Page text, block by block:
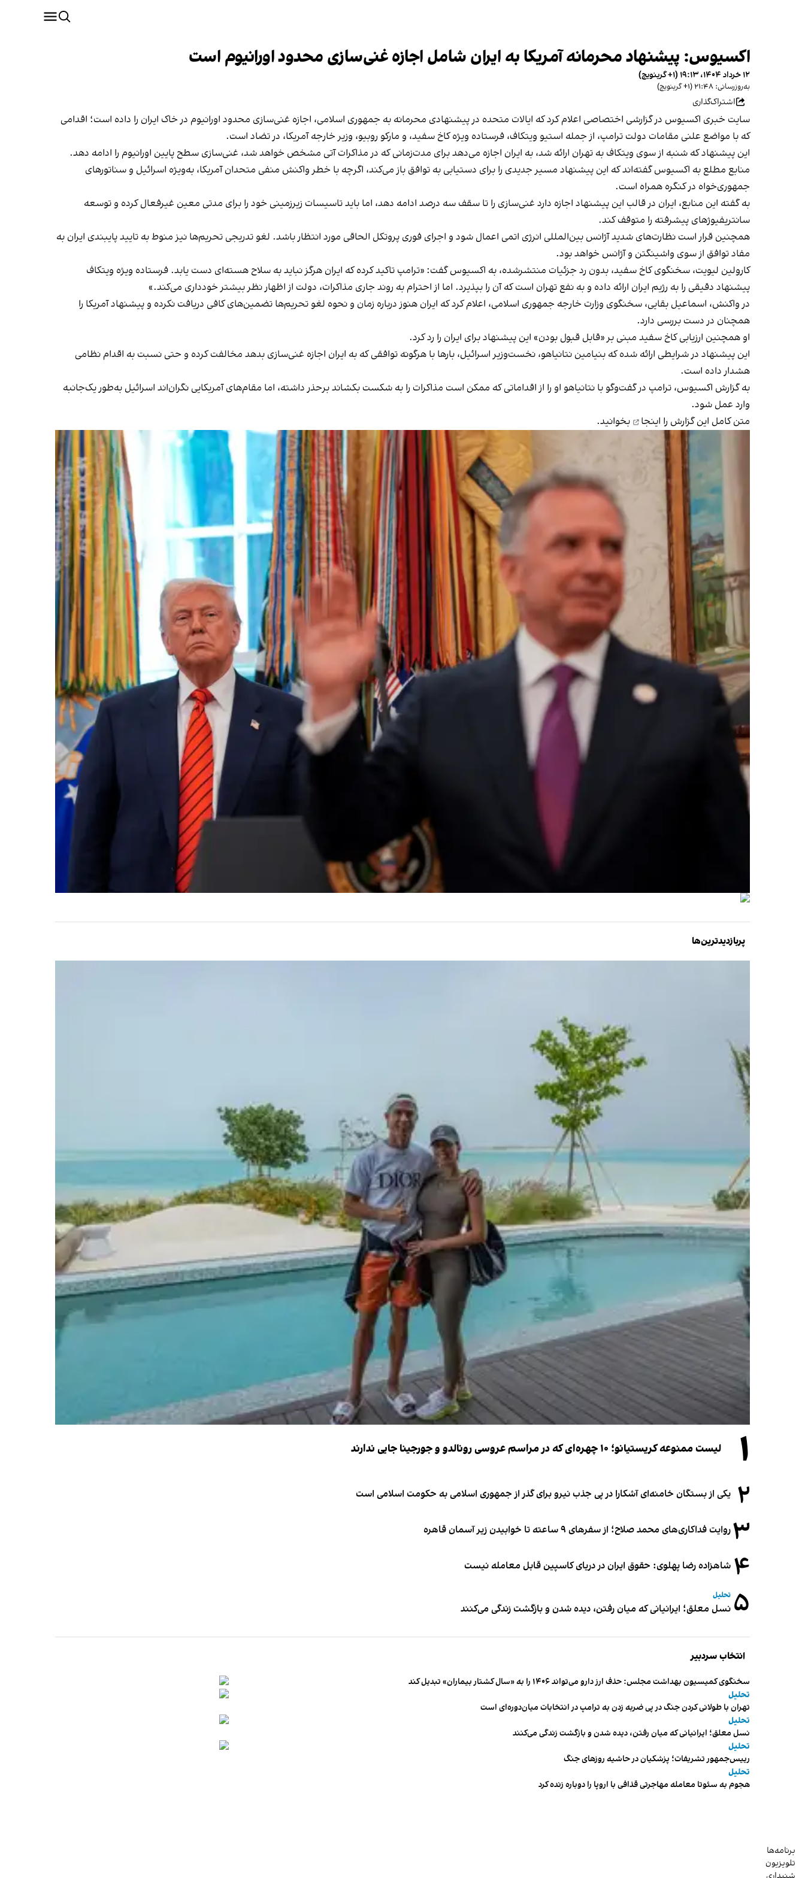
اکسیوس: پیشنهاد محرمانه آمریکا به ایران شامل اجازه غنی‌سازی محدود اورانیوم است
۱۲ خرداد ۱۴۰۴، ۱۹:۱۳ (‎+۱ گرینویچ)
به‌روزرسانی: ۲۱:۴۸ (‎+۱ گرینویچ)
اشتراک‌گذاری
سایت خبری اکسیوس در گزارشی اختصاصی اعلام کرد که ایالات متحده در پیشنهادی محرمانه به جمهوری اسلامی، اجازه غنی‌سازی محدود اورانیوم در خاک ایران را داده است؛ اقدامی
که با مواضع علنی مقامات دولت ترامپ، از جمله استیو ویتکاف، فرستاده ویژه کاخ سفید، و مارکو روبیو، وزیر خارجه آمریکا، در تضاد است.
این پیشنهاد که شنبه از سوی ویتکاف به تهران ارائه شد، به ایران اجازه می‌دهد برای مدت‌زمانی که در مذاکرات آتی مشخص خواهد شد، غنی‌سازی سطح پایین اورانیوم را ادامه دهد.
منابع مطلع به اکسیوس گفته‌اند که این پیشنهاد مسیر جدیدی را برای دستیابی به توافق باز می‌کند، اگرچه با خطر واکنش منفی متحدان آمریکا، به‌ویژه اسرائیل و سناتورهای
جمهوری‌خواه در کنگره همراه است.
به گفته این منابع، ایران در قالب این پیشنهاد اجازه دارد غنی‌سازی را تا سقف سه درصد ادامه دهد، اما باید تاسیسات زیرزمینی خود را برای مدتی معین غیرفعال کرده و توسعه
سانتریفیوژهای پیشرفته را متوقف کند.
همچنین قرار است نظارت‌های شدید آژانس بین‌المللی انرژی اتمی اعمال شود و اجرای فوری پروتکل الحاقی مورد انتظار باشد. لغو تدریجی تحریم‌ها نیز منوط به تایید پایبندی ایران به
مفاد توافق از سوی واشینگتن و آژانس خواهد بود.
کارولین لیویت، سخنگوی کاخ سفید، بدون رد جزئیات منتشرشده، به اکسیوس گفت: «ترامپ تاکید کرده که ایران هرگز نباید به سلاح هسته‌ای دست یابد. فرستاده ویژه ویتکاف
پیشنهاد دقیقی را به رژیم ایران ارائه داده و به نفع تهران است که آن را بپذیرد. اما از احترام به روند جاری مذاکرات، دولت از اظهار نظر بیشتر خودداری می‌کند.»
در واکنش، اسماعیل بقایی، سخنگوی وزارت خارجه جمهوری اسلامی، اعلام کرد که ایران هنوز درباره زمان و نحوه لغو تحریم‌ها تضمین‌های کافی دریافت نکرده و پیشنهاد آمریکا را
همچنان در دست بررسی دارد.
او همچنین ارزیابی کاخ سفید مبنی بر «قابل قبول بودن» این پیشنهاد برای ایران را رد کرد.
این پیشنهاد در شرایطی ارائه شده که بنیامین نتانیاهو، نخست‌وزیر اسرائیل، بارها با هرگونه توافقی که به ایران اجازه غنی‌سازی بدهد مخالفت کرده و حتی نسبت به اقدام نظامی
هشدار داده است.
به گزارش اکسیوس، ترامپ در گفت‌وگو با نتانیاهو او را از اقداماتی که ممکن است مذاکرات را به شکست بکشاند برحذر داشته، اما مقام‌های آمریکایی نگران‌اند اسرائیل به‌طور یک‌جانبه
وارد عمل شود.
متن کامل این گزارش را اینجا بخوانید.
پربازدیدترین‌ها
۱ لیست ممنوعه کریستیانو؛ ۱۰ چهره‌ای که در مراسم عروسی رونالدو و جورجینا جایی ندارند
۲ یکی از بستگان خامنه‌ای آشکارا در پی جذب نیرو برای گذر از جمهوری اسلامی به حکومت اسلامی است
۳روایت فداکاری‌های محمد صلاح؛ از سفرهای ۹ ساعته تا خوابیدن زیر آسمان قاهره
۴ شاهزاده رضا پهلوی: حقوق ایران در دریای کاسپین قابل معامله نیست
۵ تحلیل
نسل معلق؛ ایرانیانی که میان رفتن، دیده شدن و بازگشت زندگی می‌کنند
انتخاب سردبیر
سخنگوی کمیسیون بهداشت مجلس: حذف ارز دارو می‌تواند ۱۴۰۶ را به «سال کشتار بیماران» تبدیل کند
تحلیل
تهران با طولانی کردن جنگ در پی ضربه زدن به ترامپ در انتخابات میان‌دوره‌ای است
تحلیل
نسل معلق؛ ایرانیانی که میان رفتن، دیده شدن و بازگشت زندگی می‌کنند
تحلیل
رییس‌جمهور تشریفات؛ پزشکیان در حاشیه روزهای جنگ
تحلیل
هجوم به سئوتا معامله مهاجرتی قذافی با اروپا را دوباره زنده کرد
برنامه‌ها
تلویزیون